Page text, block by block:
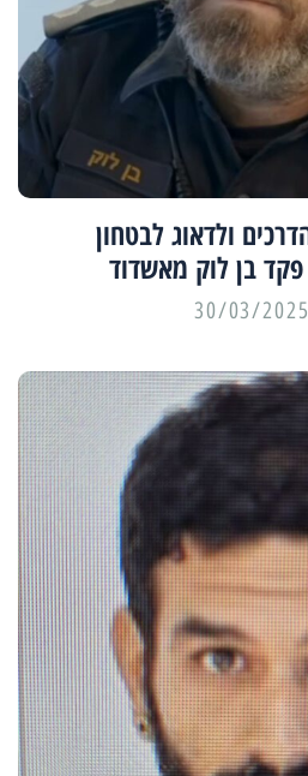
ולדאוג לבטחון
בן לוק מאשדוד